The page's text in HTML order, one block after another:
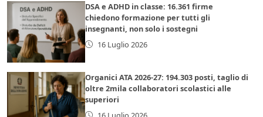
DSA e ADHD in classe: 16.361 firme
chiedono formazione per tutti gli
insegnanti, non solo i sostegni
16 Luglio 2026
Organici ATA 2026-27: 194.303 posti, taglio di
oltre 2mila collaboratori scolastici alle
superiori